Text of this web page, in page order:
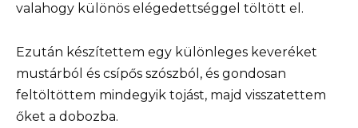
valahogy különös elégedettséggel töltött el.
Ezután készítettem egy különleges keveréket
mustárból és csípős szószból, és gondosan
feltöltöttem mindegyik tojást, majd visszatettem
őket a dobozba.